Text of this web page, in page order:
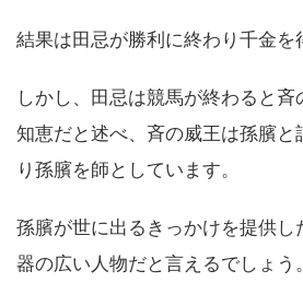
結果は田忌が勝利に終わり千金を
しかし、田忌は競馬が終わると
知恵だと述べ、斉の威王は孫臏と
り孫臏を師としています。
孫臏が世に出るきっかけを提供し
器の広い人物だと言えるでしょう。